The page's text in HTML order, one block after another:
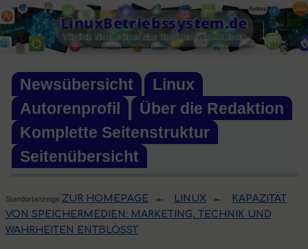
Skip
to
content
LinuxBetriebssystem.de
Täglich Neues über das Betriebssystem Linux
Newsübersicht
Linux
Autorenprofil
Über die Redaktion
Komplette Seitenstruktur
Seitenübersicht
Standortanzeige ZUR HOMEPAGE ▸ LINUX ▸
KAPAZITÄT
VON SPEICHERMEDIEN: MARKETING, TECHNIK UND
WAHRHEITEN ENTBLÖSST